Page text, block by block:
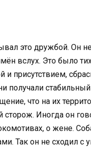
это дружбой. Он
вслух. Это было
и присутствием,
получали
что на их
сторож. Иногда он
о жене.
Так он не сходил с